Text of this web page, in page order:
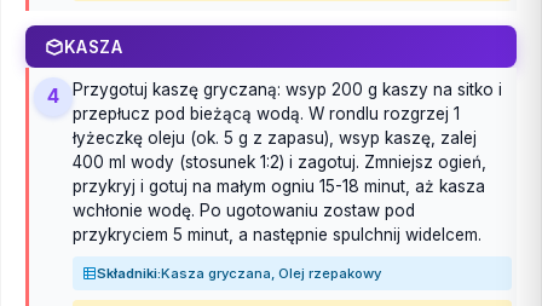
KASZA
4
Przygotuj kaszę gryczaną: wsyp 200 g kaszy na sitko i
przepłucz pod bieżącą wodą. W rondlu rozgrzej 1
łyżeczkę oleju (ok. 5 g z zapasu), wsyp kaszę, zalej
400 ml wody (stosunek 1:2) i zagotuj. Zmniejsz ogień,
przykryj i gotuj na małym ogniu 15-18 minut, aż kasza
wchłonie wodę. Po ugotowaniu zostaw pod
przykryciem 5 minut, a następnie spulchnij widelcem.
Składniki:Kasza gryczana, Olej rzepakowy